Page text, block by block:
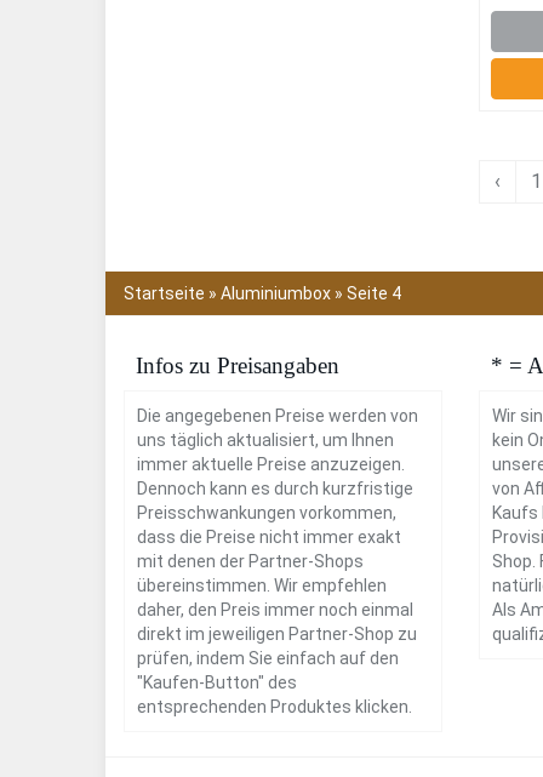
‹ 1
Startseite » Aluminiumbox » Seite 4
Infos zu Preisangaben
Die angegebenen Preise werden von
uns täglich aktualisiert, um Ihnen
immer aktuelle Preise anzuzeigen.
Dennoch kann es durch kurzfristige
Preisschwankungen vorkommen,
dass die Preise nicht immer exakt
mit denen der Partner-Shops
übereinstimmen. Wir empfehlen
daher, den Preis immer noch einmal
direkt im jeweiligen Partner-Shop zu
prüfen, indem Sie einfach auf den
"Kaufen-Button" des
entsprechenden Produktes klicken.
* =
Wir
kein
von
Kaufs
Shop.
Als